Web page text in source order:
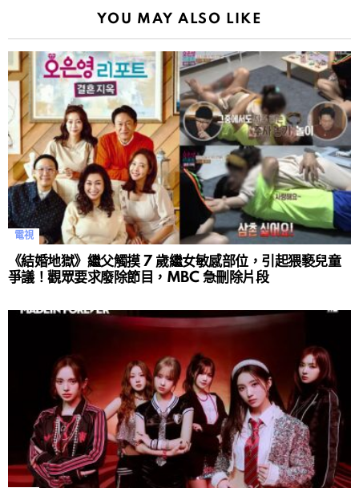
YOU MAY ALSO LIKE
電視
《結婚地獄》繼父觸摸 7 歲繼女敏感部位，引起猥褻兒童
爭議！觀眾要求廢除節目，MBC 急刪除片段